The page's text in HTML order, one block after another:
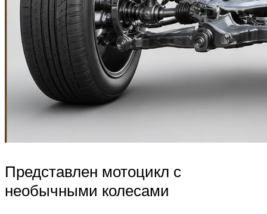
Представлен мотоцикл с
необычными колесами